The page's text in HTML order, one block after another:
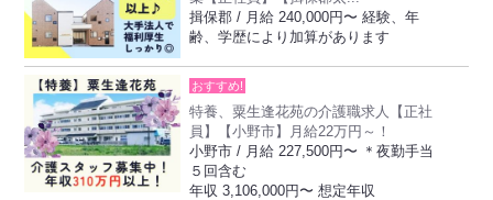
揖保郡 / 月給 240,000円〜 経験、年
齢、学歴により加算があります
おすすめ!
特養、粟生逢花苑の介護職求人【正社
員】【小野市】月給22万円～！
小野市 / 月給 227,500円〜 ＊夜勤手当
５回含む
年収 3,106,000円〜 想定年収